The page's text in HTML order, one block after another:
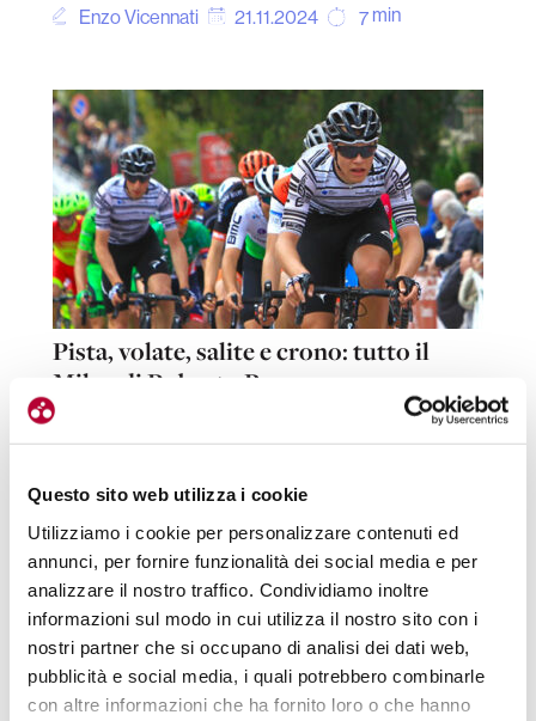
Questo sito web utilizza i cookie
Utilizziamo i cookie per personalizzare contenuti ed
annunci, per fornire funzionalità dei social media e per
analizzare il nostro traffico. Condividiamo inoltre
informazioni sul modo in cui utilizza il nostro sito con i
nostri partner che si occupano di analisi dei dati web,
pubblicità e social media, i quali potrebbero combinarle
con altre informazioni che ha fornito loro o che hanno
Enzo Vicennati 21.11.2024 7 min
Pista, volate, salite e crono: tutto il
Milan di Roberto Bressan
min